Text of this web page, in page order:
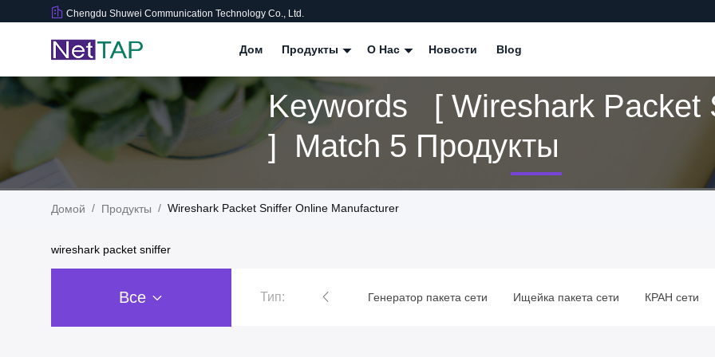
Chengdu Shuwei Communication Technology Co., Ltd.
Дом Продукты О Нас Новости Blog
Keywords [ Wireshark Packet
] Match 5 Продукты
Домой / Продукты / Wireshark Packet Sniffer Online Manufacturer
wireshark packet sniffer
Все Тип:
Маклер пакета сети Генератор пакета сети Ищейка пакета сети КРАН сети